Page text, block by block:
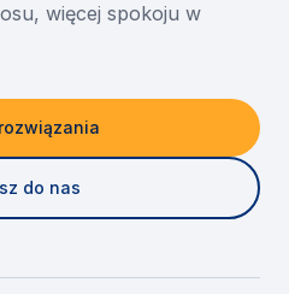
więcej spokoju w
do nas